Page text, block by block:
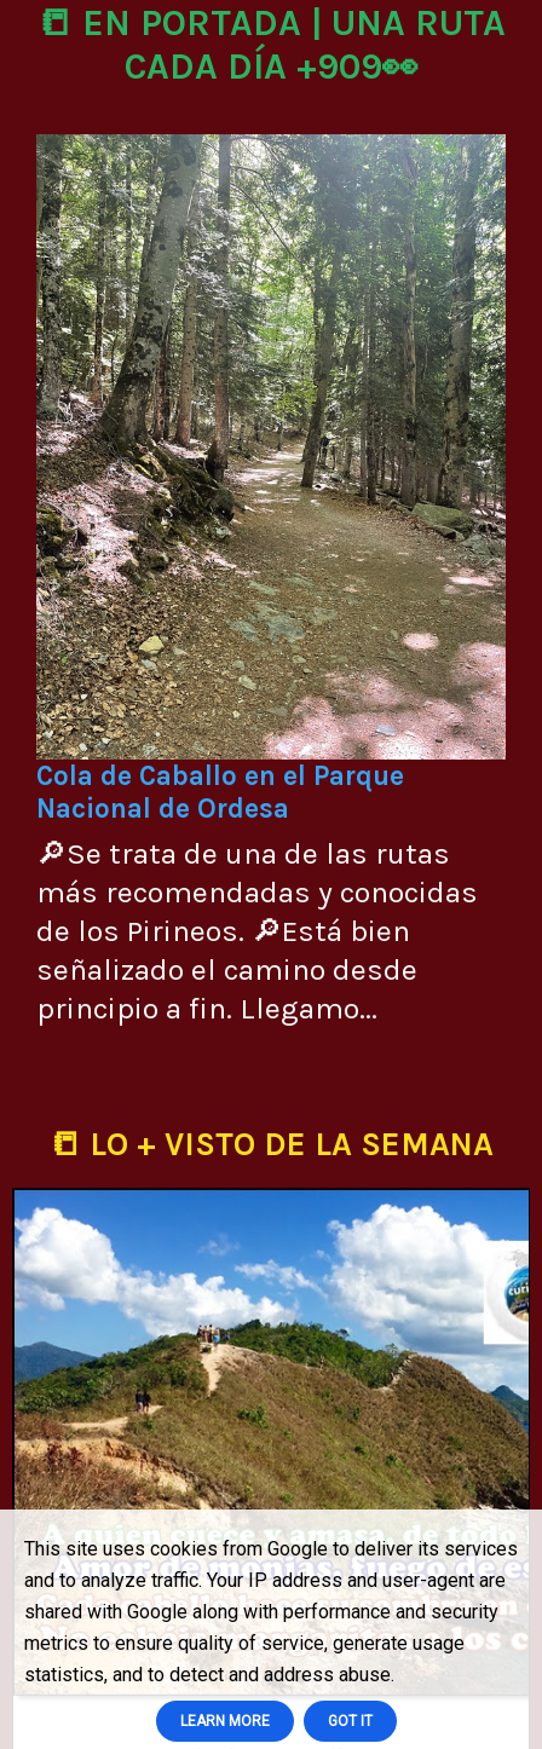
📒 EN PORTADA | UNA RUTA
CADA DÍA +909👀
Cola de Caballo en el Parque
Nacional de Ordesa
🔎Se trata de una de las rutas
más recomendadas y conocidas
de los Pirineos. 🔎Está bien
señalizado el camino desde
principio a fin. Llegamo...
📒 LO + VISTO DE LA SEMANA
This site uses cookies from Google to deliver its services
and to analyze traffic. Your IP address and user-agent are
shared with Google along with performance and security
metrics to ensure quality of service, generate usage
statistics, and to detect and address abuse.
LEARN MORE GOT IT